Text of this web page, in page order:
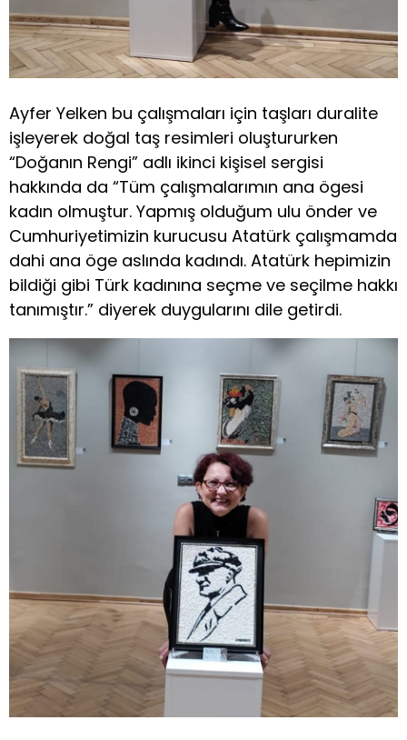
Ayfer Yelken bu çalışmaları için taşları duralite
işleyerek doğal taş resimleri oluştururken
“Doğanın Rengi” adlı ikinci kişisel sergisi
hakkında da “Tüm çalışmalarımın ana ögesi
kadın olmuştur. Yapmış olduğum ulu önder ve
Cumhuriyetimizin kurucusu Atatürk çalışmamda
dahi ana öge aslında kadındı. Atatürk hepimizin
bildiği gibi Türk kadınına seçme ve seçilme hakkı
tanımıştır.” diyerek duygularını dile getirdi.